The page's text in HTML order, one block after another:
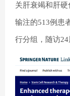
关肝衰竭和肝
输注的513例患
行分组，随访24